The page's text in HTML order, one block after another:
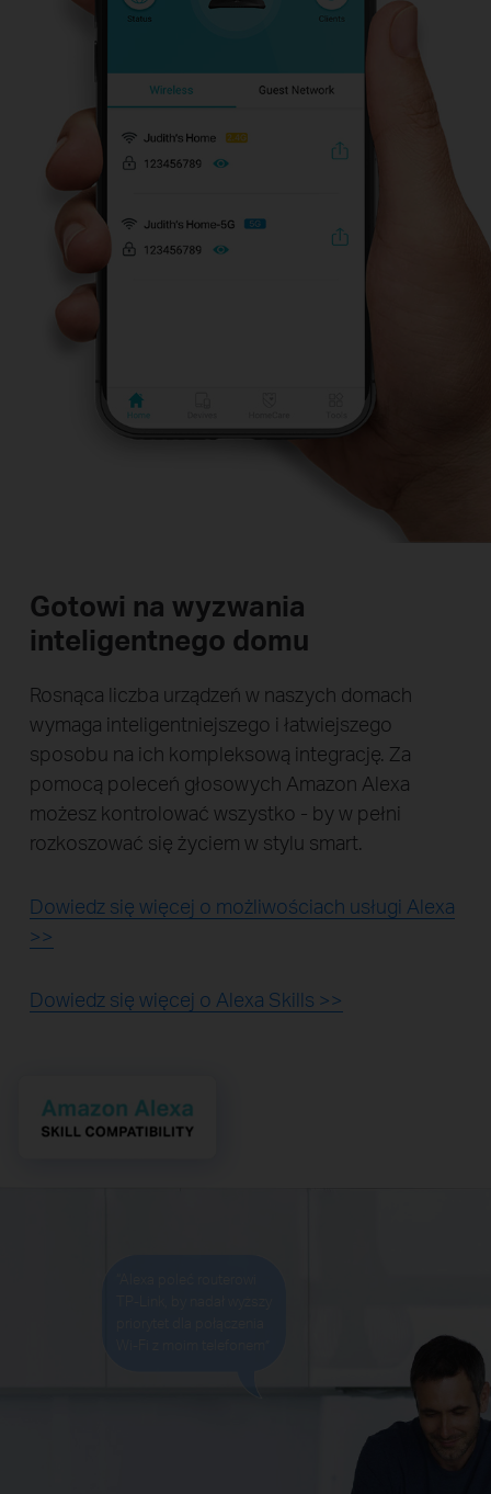
Gotowi na wyzwania
inteligentnego domu
Rosnąca liczba urządzeń w naszych domach
wymaga inteligentniejszego i łatwiejszego
sposobu na ich kompleksową integrację. Za
pomocą poleceń głosowych Amazon Alexa
możesz kontrolować wszystko - by w pełni
rozkoszować się życiem w stylu smart.
Dowiedz się więcej o możliwościach usługi Alexa
>>
Dowiedz się więcej o Alexa Skills >>